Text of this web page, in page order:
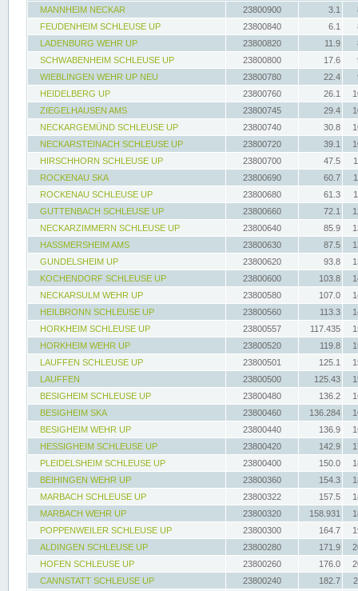
MANNHEIM NECKAR
23800900 3.1
FEUDENHEIM SCHLEUSE UP
23800840 6.1
LADENBURG WEHR UP
23800820 11.9
SCHWABENHEIM SCHLEUSE UP
23800800 17.6
WIEBLINGEN WEHR UP NEU
23800780 22.4
HEIDELBERG UP
23800760 26.1
ZIEGELHAUSEN AMS
23800745 29.4
NECKARGEMÜND SCHLEUSE UP
23800740 30.8
NECKARSTEINACH SCHLEUSE UP
23800720 39.1
HIRSCHHORN SCHLEUSE UP
23800700 47.5
ROCKENAU SKA
23800690 60.7
ROCKENAU SCHLEUSE UP
23800680 61.3
GUTTENBACH SCHLEUSE UP
23800660 72.1
NECKARZIMMERN SCHLEUSE UP
23800640 85.9
HASSMERSHEIM AMS
23800630 87.5
GUNDELSHEIM UP
23800620 93.8
KOCHENDORF SCHLEUSE UP
23800600 103.8
NECKARSULM WEHR UP
23800580 107.0
HEILBRONN SCHLEUSE UP
23800560 113.3
HORKHEIM SCHLEUSE UP
23800557 117.435
HORKHEIM WEHR UP
23800520 119.8
LAUFFEN SCHLEUSE UP
23800501 125.1
LAUFFEN
23800500 125.43
BESIGHEIM SCHLEUSE UP
23800480 136.2
BESIGHEIM SKA
23800460 136.284
BESIGHEIM WEHR UP
23800440 136.9
HESSIGHEIM SCHLEUSE UP
23800420 142.9
PLEIDELSHEIM SCHLEUSE UP
23800400 150.0
BEIHINGEN WEHR UP
23800360 154.3
MARBACH SCHLEUSE UP
23800322 157.5
MARBACH WEHR UP
23800320 158.931
POPPENWEILER SCHLEUSE UP
23800300 164.7
ALDINGEN SCHLEUSE UP
23800280 171.9
HOFEN SCHLEUSE UP
23800260 176.0
CANNSTATT SCHLEUSE UP
23800240 182.7